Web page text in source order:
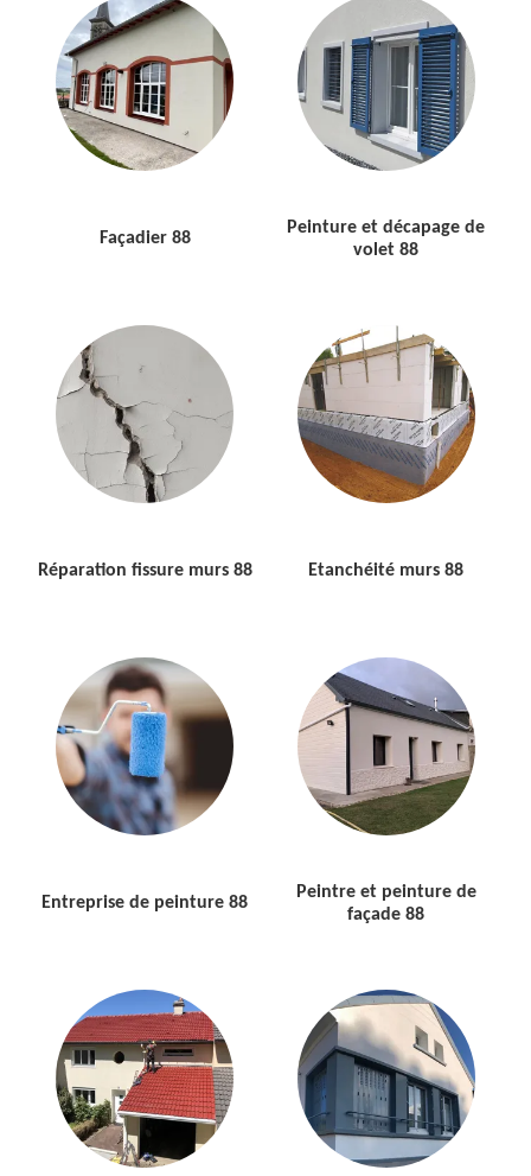
Façadier 88
Peinture et décapage de
volet 88
Réparation fissure murs 88 Etanchéité murs 88
Entreprise de peinture 88
Peintre et peinture de
façade 88